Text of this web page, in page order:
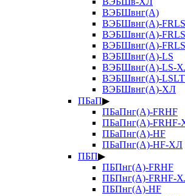
ВЭБШвнг(А)
ВЭБШвнг(А)-FRLS
ВЭБШвнг(А)-
ВЭБШвнг(А)-
ВЭБШвнг(А)-LS
ВЭБШвнг(А)-LS-
ВЭБШвнг(А)-
ВЭБШвнг(А)-ХЛ
ПБаП▶
ПБаПнг(А)-FRHF
ПБаПнг(А)-
ПБаПнг(А)-HF
ПБаПнг(А)-HF-ХЛ
ПБП▶
ПБПнг(А)-FRHF
ПБПнг(А)-FRHF-
ПБПнг(А)-HF